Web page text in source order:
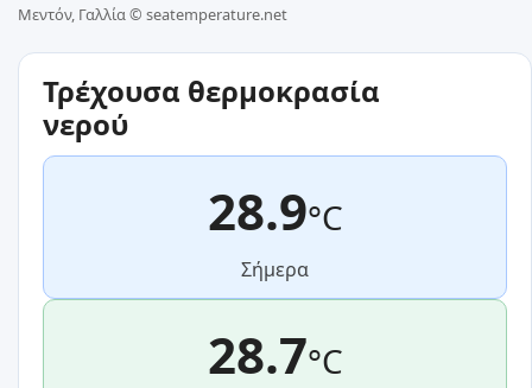
Μεντόν, Γαλλία © seatemperature.net
Τρέχουσα θερμοκρασία
νερού
28.9°C
Σήμερα
28.7°C